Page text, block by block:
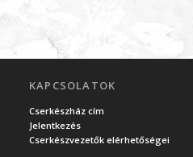
KAPCSOLATOK
Cserkészház cím
Jelentkezés
Cserkészvezetők elérhetőségei